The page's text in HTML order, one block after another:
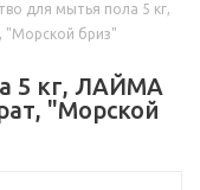
для мытья пола 5 кг,
"Морской бриз"
5 кг, ЛАЙМА
"Морской